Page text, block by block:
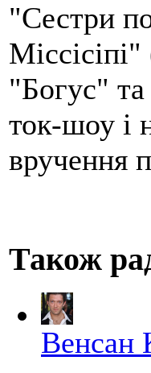
"Сестри
"Богус" та
ток-шоу і
вручення
Також
Венсан